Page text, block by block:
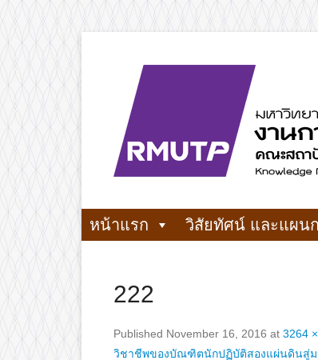
งานการจั
หน้าแรก วิสัยทัศน์ และแผน
222
Published November 16, 2016 at 3264
วิชาชีพของบัณฑิตนักปฏิบัติสองแผ่นดินสู่ม